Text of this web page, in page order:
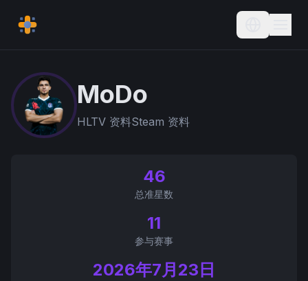
Current
MoDo
HLTV 资料Steam 资料
46
总准星数
11
参与赛事
2026年7月23日